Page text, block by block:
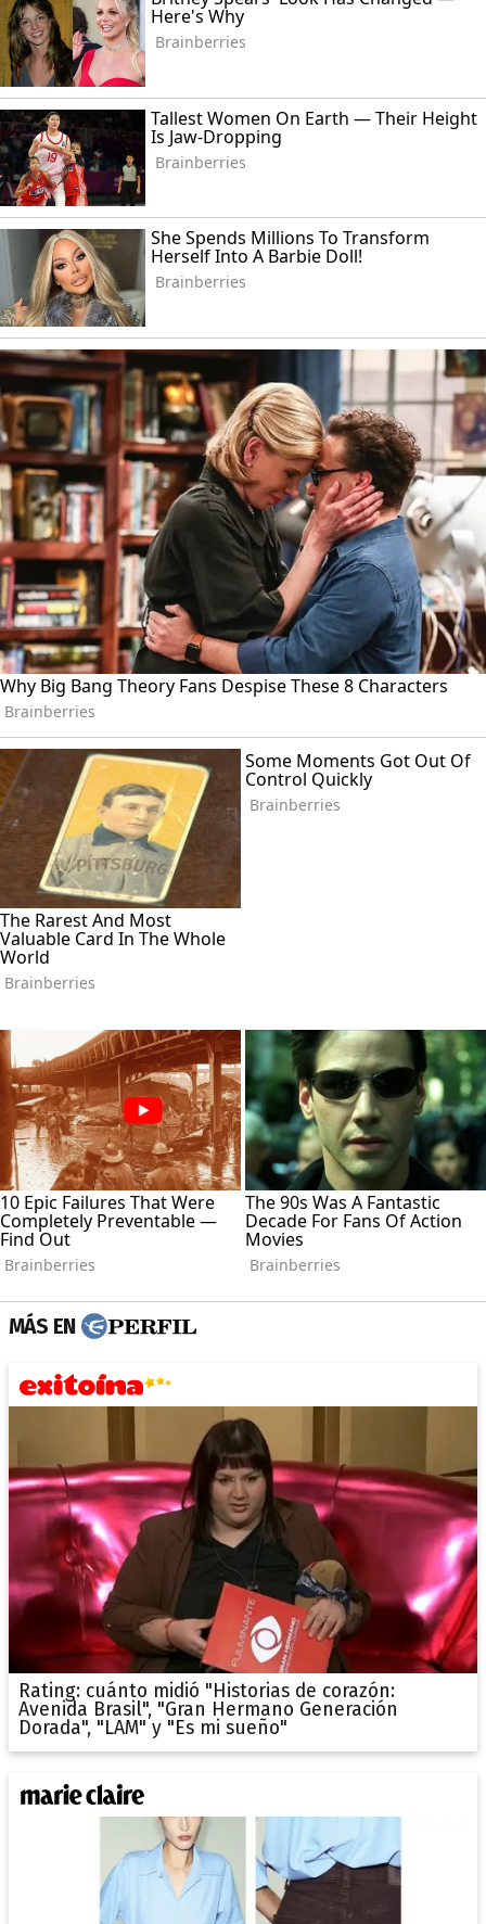
MÁS EN
Rating: cuánto midió "Historias de corazón:
Avenida Brasil", "Gran Hermano Generación
Dorada", "LAM" y "Es mi sueño"